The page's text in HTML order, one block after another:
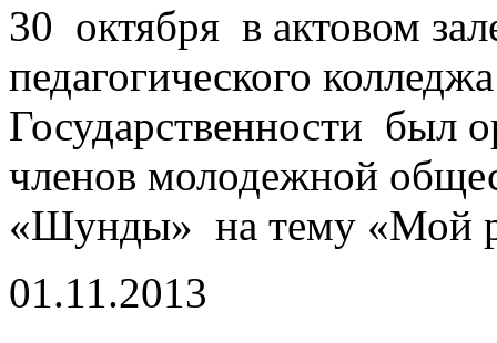
30 октября в актовом
педагогического
Государственности был
членов молодежной
«Шунды» на тему «Мой
01.11.2013